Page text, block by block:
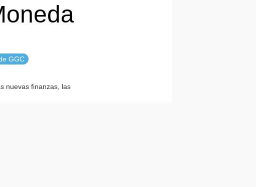
GGC
nuevas finanzas, las